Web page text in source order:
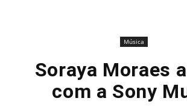
Música
Soraya Moraes
com a Sony